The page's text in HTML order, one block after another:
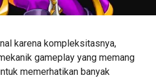
karena kompleksitasnya,
gameplay yang memang
memerhatikan banyak